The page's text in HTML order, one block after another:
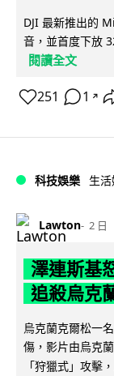
DJI 最新推出的
音，並首度下放
閱讀全文
251 1 ↗
科技娛樂 生
Lawton 2 日
澤連斯基
追殺烏克
烏克蘭克爾松一
傷，影片由烏克
「狩獵式」攻擊